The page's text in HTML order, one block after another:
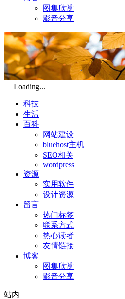
图集欣赏
影音分享
Loading...
科技
生活
百科
网站建设
bluehost主机
SEO相关
wordpress
资源
实用软件
设计资源
留言
热门标签
联系方式
热心读者
友情链接
博客
图集欣赏
影音分享
站内